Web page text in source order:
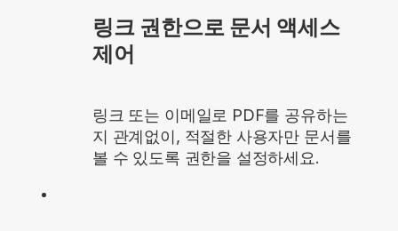
링크 권한으로 문서 액세스
제어
링크 또는 이메일로 PDF를 공유하는
지 관계없이, 적절한 사용자만 문서를
볼 수 있도록 권한을 설정하세요.